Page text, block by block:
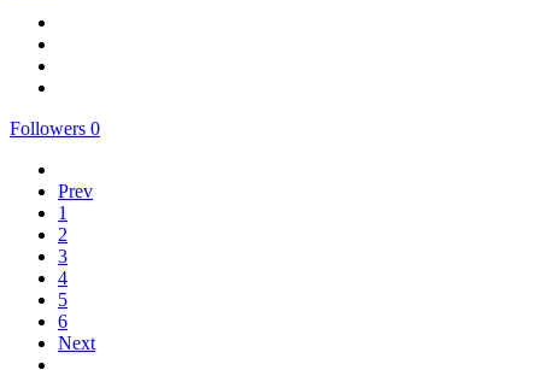
Followers 0
Prev
1
2
3
4
5
6
Next